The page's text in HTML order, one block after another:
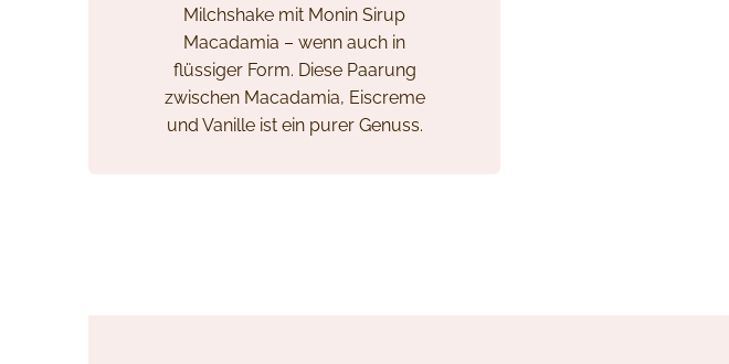
Milchshake mit Monin Sirup
Macadamia – wenn auch in
flüssiger Form. Diese Paarung
zwischen Macadamia, Eiscreme
und Vanille ist ein purer Genuss.